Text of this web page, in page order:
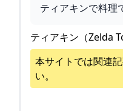
ティアキンで料理
ティアキン（Zelda
本サイトでは関連
い。